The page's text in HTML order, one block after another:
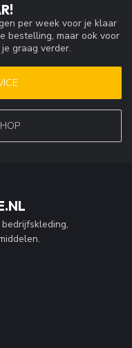
per week voor je klaar
bestelling, maar ook voor
graag verder.